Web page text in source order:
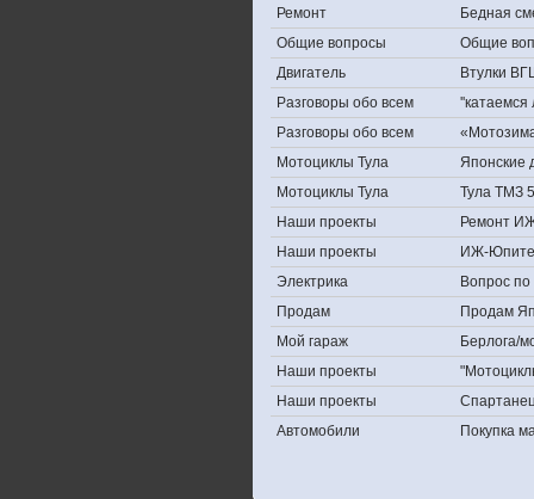
Ремонт
Бедная
Общие вопросы
Общие
Двигатель
Втулки
Разговоры обо всем
Разговоры обо всем
Мотоциклы Тула
Японские
Мотоциклы Тула
Тула ТМЗ
Наши проекты
Ремонт
Наши проекты
ИЖ-
Электрика
Вопрос по
Продам
Продам
Мой гараж
Берлога/
Наши проекты
Наши проекты
Автомобили
Покупка